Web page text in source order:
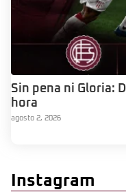
Sin pena ni Gloria:
hora
agosto 2, 2026
Instagram